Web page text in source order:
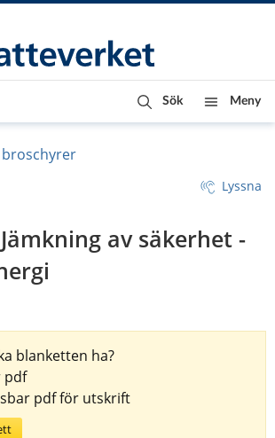
Sök Meny
Lyssna
av säkerhet -
blanketten ha?
pdf
pdf för utskrift